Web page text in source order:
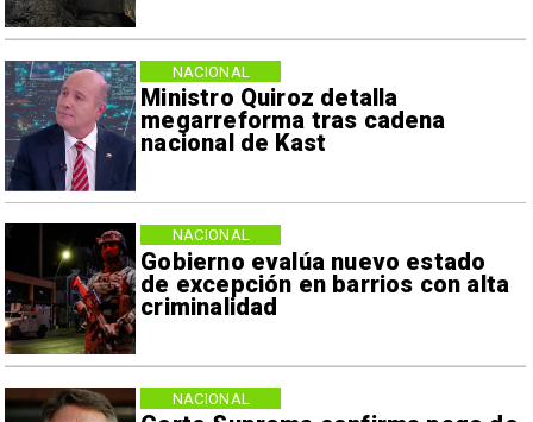
Ministro Quiroz detalla
megarreforma tras cadena
nacional de Kast
NACIONAL
Gobierno evalúa nuevo estado
de excepción en barrios con alta
criminalidad
NACIONAL
NACIONAL